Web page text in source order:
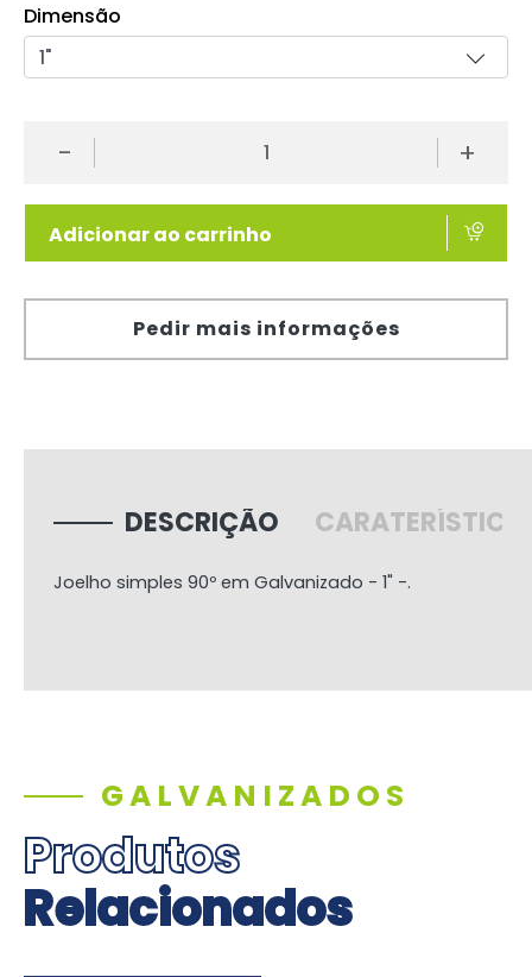
Dimensão
- +
Adicionar ao carrinho
Pedir mais informações
DESCRIÇÃO
Joelho simples 90º em Galvanizado - 1" -.
GALVANIZADOS
Produtos
Relacionados